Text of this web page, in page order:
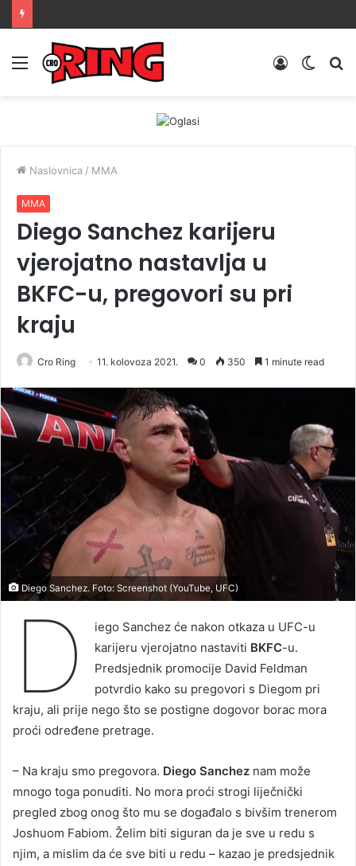
Menu
Switch
Prijava
Naslovnica / MMA
MMA
Diego Sanchez karijeru
vjerojatno nastavlja u
BKFC-u, pregovori su pri
kraju
Cro Ring 11. kolovoza 2021. 0 350 1 minute read
Diego Sanchez. Foto: Screenshot (YouTube, UFC)
D
iego Sanchez će nakon otkaza u UFC-u
karijeru vjerojatno nastaviti BKFC-u.
Predsjednik promocije David Feldman
potvrdio kako su pregovori s Diegom pri
kraju, ali prije nego što se postigne dogovor borac mora
proći određene pretrage.
– Na kraju smo pregovora. Diego Sanchez nam može
mnogo toga ponuditi. No mora proći strogi liječnički
pregled zbog onog što mu se događalo s bivšim trenerom
Joshuom Fabiom. Želim biti siguran da je sve u redu s
njim, a mislim da će sve biti u redu – kazao je predsjednik